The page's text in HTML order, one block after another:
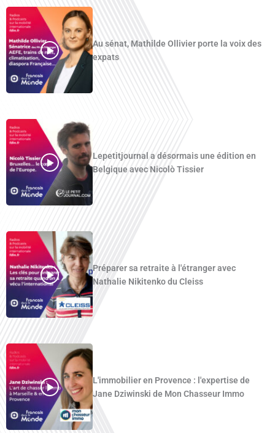
Au sénat, Mathilde Ollivier porte la voix des
expats
Lepetitjournal a désormais une édition en
Belgique avec Nicolò Tissier
Préparer sa retraite à l'étranger avec
Nathalie Nikitenko du Cleiss
L'immobilier en Provence : l'expertise de
Jane Dziwinski de Mon Chasseur Immo